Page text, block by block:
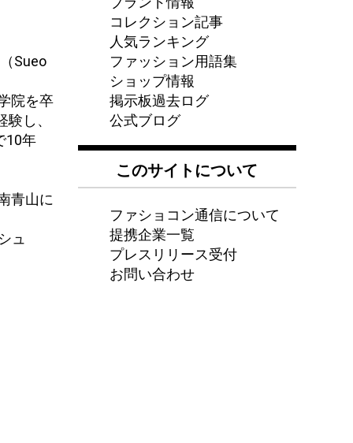
Sueo
院を卒
し、
10年
青山に
ュ
コレクション記事
人気ランキング
ファッション用語集
ショップ情報
掲示板過去ログ
公式ブログ
このサイトについて
ファショコン通信について
提携企業一覧
プレスリリース受付
お問い合わせ